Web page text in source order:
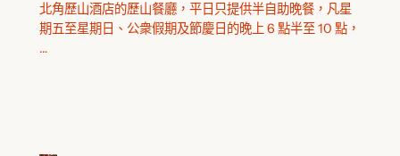
北角歷山酒店的歷山餐廳，平日只提供半自助晚餐，凡星
期五至星期日、公衆假期及節慶日的晚上 6 點半至 10 點，
…